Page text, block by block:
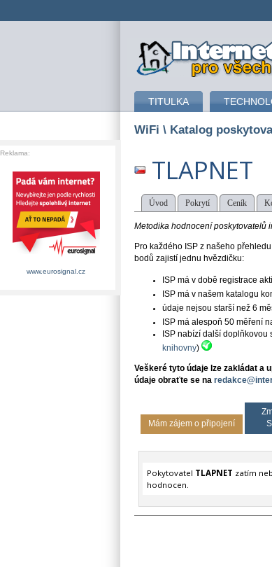
připojení k
TITULKA
WiFi \ Katalog
TLAPNET
Úvod Pokrytí Ceník
Metodika hodnocení poskytovatelů
Pro každého ISP z našeho
bodů zajistí jednu hvězdičku:
ISP má v době registrace
ISP má v našem katalogu
údaje nejsou starší než 6
ISP má alespoň 50 měření
ISP nabízí další doplňkovou
knihovny)
Veškeré tyto údaje lze zakládat a
údaje obraťte se na
Mám zájem o připojení
Pokytovatel TLAPNET zatím
hodnocen.
Reklama:
www.eurosignal.cz